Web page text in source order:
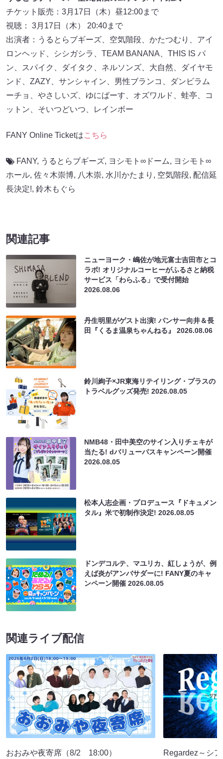
チケット販売：3月17日（木）昼12:00まで
視聴： 3月17日（木） 20:40まで
出演者：うるとらブギーズ、空気階段、かたつむり、アイ
ロンヘッド、シシガシラ、TEAM BANANA、THIS IS パ
ン、スパイク、ダイタク、ネルソンズ、大自然、ダイヤモ
ンド、ZAZY、サンシャイン、男性ブランコ、ダンビラム
ーチョ、やさしいズ、ゆにばーす、オズワルド、蛙亭、コ
ットン、そいつどいつ、レインボー
FANY Online Ticketはこちら
FANY, うるとらブギーズ, ヨシモト∞ドーム, ヨシモト∞
ホール, 佐々木崇博, 八木崇, 水川かたまり , 空気階段, 配信延
長決定!, 鈴木もぐら
関連記事
ニューヨーク・嶋佐が地元富士吉田市とコ
ラボ! オリジナルコーヒーがふるさと納税
サービス「わらふる」で受付開始
2026.08.06
丹生明里がゲスト出演! パンサー向井＆長
田『くるま温泉ちゃんねる』2026.08.06
鈴川絢子×JR東海リテイリング・プラスの
トラベルグッズ発売!2026.08.05
NMB48・田中美空のサイン入りチェキが
当たる! dバリューパスキャンペーン開催
2026.08.05
松本人志企画・プロデュース『ドキュメン
タル』米で初制作決定!2026.08.05
ドンデコルテ、マユリカ、紅しょうが、例
えば炎がアンバサダーに! FANY夏のキャ
ンペーン開催2026.08.05
関連ライブ配信
おおみや夜寄席（8/2 18:00） Regardez～シ